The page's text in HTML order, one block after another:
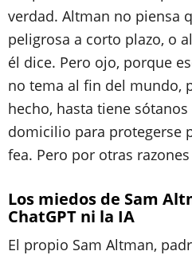
verdad. Altman no piensa
peligrosa a corto plazo, o
él dice. Pero ojo, porque
no tema al fin del mundo,
hecho, hasta tiene
domicilio para protegerse
fea. Pero por otras
Los miedos de Sam
ChatGPT ni la IA
El propio Sam Altman,